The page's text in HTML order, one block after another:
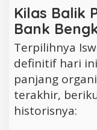
Kilas Balik
Bank
Terpilihnya
definitif hari
panjang
terakhir,
historisnya: